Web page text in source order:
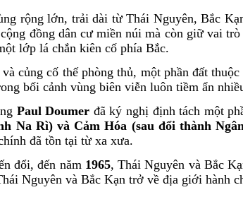
rộng lớn, trải dài từ Thái Nguyên, Bắc
đồng dân cư miền núi mà còn giữ vai
lớp lá chắn kiên cố phía Bắc.
củng cố thế phòng thủ, một phần đất
bối cảnh vùng biên viễn luôn tiềm ẩn
Paul Doumer đã ký nghị định tách một
Na Rì) và Cảm Hóa (sau đổi thành
đã tồn tại từ xa xưa.
đổi, đến năm 1965, Thái Nguyên và Bắc
Nguyên và Bắc Kạn trở về địa giới hành